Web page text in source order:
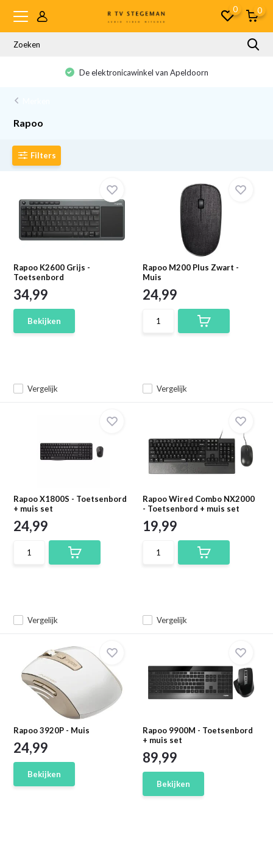
0 0
De elektronicawinkel van Apeldoorn
Rapoo
Filters
Rapoo K2600 Grijs -
Toetsenbord
Vergelijk
34,99
Bekijken
Rapoo M200 Plus Zwart -
Muis
Vergelijk
24,99
Rapoo X1800S - Toetsenbord
+ muis set
Vergelijk
24,99
Rapoo Wired Combo NX2000
- Toetsenbord + muis set
Vergelijk
19,99
Rapoo 3920P - Muis
24,99
Bekijken
Rapoo 9900M - Toetsenbord
+ muis set
89,99
Bekijken